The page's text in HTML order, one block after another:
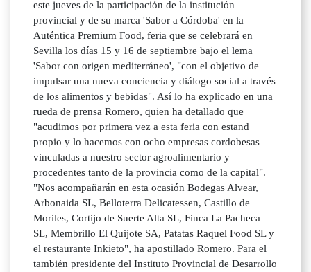
este jueves de la participación de la institución
provincial y de su marca 'Sabor a Córdoba' en la
Auténtica Premium Food, feria que se celebrará en
Sevilla los días 15 y 16 de septiembre bajo el lema
'Sabor con origen mediterráneo', "con el objetivo de
impulsar una nueva conciencia y diálogo social a través
de los alimentos y bebidas". Así lo ha explicado en una
rueda de prensa Romero, quien ha detallado que
"acudimos por primera vez a esta feria con estand
propio y lo hacemos con ocho empresas cordobesas
vinculadas a nuestro sector agroalimentario y
procedentes tanto de la provincia como de la capital".
"Nos acompañarán en esta ocasión Bodegas Alvear,
Arbonaida SL, Belloterra Delicatessen, Castillo de
Moriles, Cortijo de Suerte Alta SL, Finca La Pacheca
SL, Membrillo El Quijote SA, Patatas Raquel Food SL y
el restaurante Inkieto", ha apostillado Romero. Para el
también presidente del Instituto Provincial de Desarrollo